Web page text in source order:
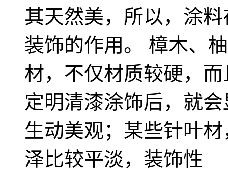
其天然美，所以，涂
装饰的作用。 樟木、
材，不仅材质较硬，
定明清漆涂饰后，就
生动美观；某些针叶
泽比较平淡，装饰性